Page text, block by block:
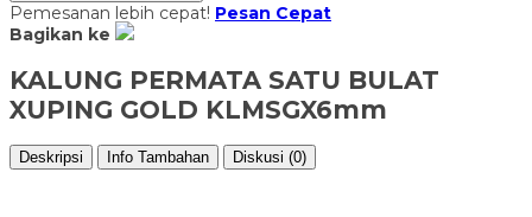
Pemesanan lebih cepat! Pesan Cepat
Bagikan ke
KALUNG PERMATA SATU BULAT
XUPING GOLD KLMSGX6mm
Deskripsi Info Tambahan Diskusi (0)